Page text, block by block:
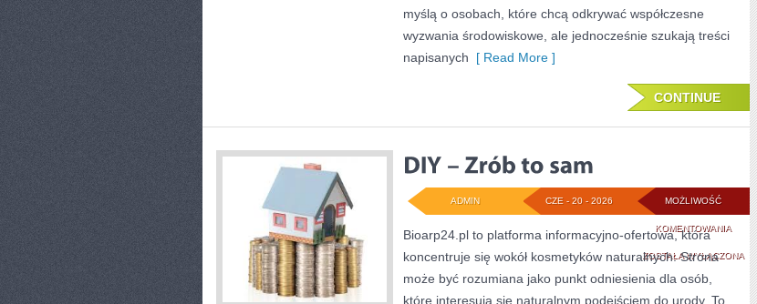
myślą o osobach, które chcą odkrywać współczesne
wyzwania środowiskowe, ale jednocześnie szukają treści
napisanych [ Read More ]
CONTINUE
MOŻLIWOŚĆ
KOMENTOWANIADIY
–
ZRÓB
ZOSTAŁA WYŁĄCZONA
CZE - 20 - 2026
ADMIN
Bioarp24.pl to platforma informacyjno-ofertowa, która
koncentruje się wokół kosmetyków naturalnych. Strona
może być rozumiana jako punkt odniesienia dla osób,
które interesują się naturalnym podejściem do urody. To